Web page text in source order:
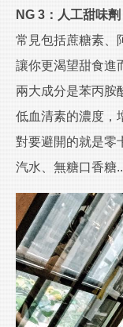
NG 3：人工甜味劑
常見包括蔗糖素、
讓你更渴望甜食進
兩大成分是苯丙胺
低血清素的濃度，
對要避開的就是零
汽水、無糖口香糖